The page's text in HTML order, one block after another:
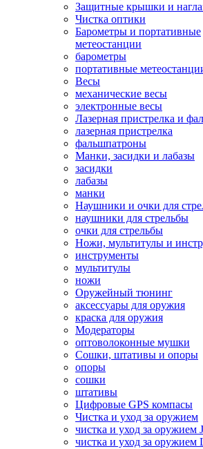
Защитные крышки и
Чистка оптики
Барометры и портативные
метеостанции
барометры
портативные
Весы
механические весы
электронные весы
Лазерная пристрелка и
лазерная пристрелка
фальшпатроны
Манки, засидки и лабазы
засидки
лабазы
манки
Наушники и очки для
наушники для стрельбы
очки для стрельбы
Ножи, мультитулы и
инструменты
мультитулы
ножи
Оружейный тюнинг
аксессуары для оружия
краска для оружия
Модераторы
оптоволоконные мушки
Сошки, штативы и опоры
опоры
сошки
штативы
Цифровые GPS компасы
Чистка и уход за оружием
чистка и уход за оружием
чистка и уход за оружием